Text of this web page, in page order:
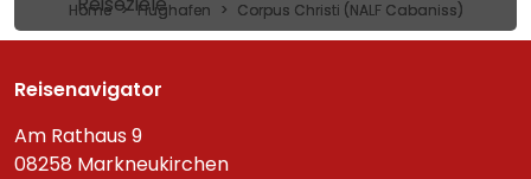
Home Flughafen Corpus Christi (NALF Cabaniss)
Reisenavigator
Am Rathaus 9
08258 Markneukirchen